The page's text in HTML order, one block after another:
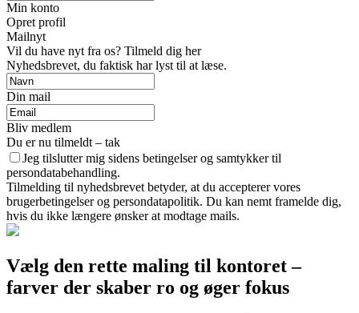
Min konto
Opret profil
Mailnyt
Vil du have nyt fra os? Tilmeld dig her
Nyhedsbrevet, du faktisk har lyst til at læse.
Din mail
Bliv medlem
Du er nu tilmeldt – tak
Jeg tilslutter mig sidens betingelser og samtykker til
persondatabehandling.
Tilmelding til nyhedsbrevet betyder, at du accepterer vores
brugerbetingelser og persondatapolitik. Du kan nemt framelde dig,
hvis du ikke længere ønsker at modtage mails.
Vælg den rette maling til kontoret –
farver der skaber ro og øger fokus